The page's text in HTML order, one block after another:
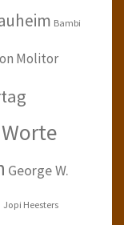
Bambi
Molitor
George W.
Jopi Heesters